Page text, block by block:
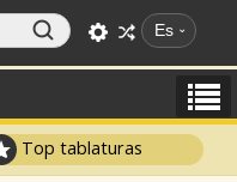
Es
Top tablaturas